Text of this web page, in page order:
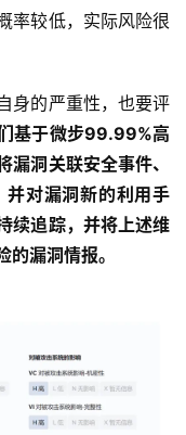
率较低，实际风险很
身的严重性，也要评
基于微步99.99%高
洞关联安全事件、
对漏洞新的利用手
续追踪，并将上述维
漏洞情报。